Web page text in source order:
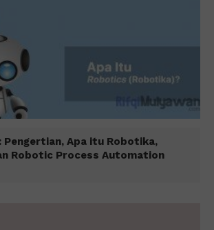
Pengertian, Apa itu Robotika,
Robotic Process Automation